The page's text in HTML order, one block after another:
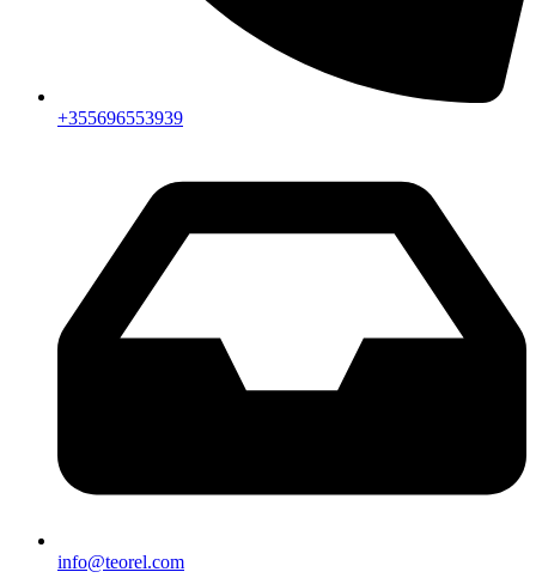
+355696553939
info@teorel.com